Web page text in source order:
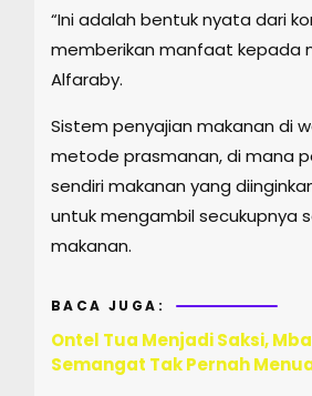
“Ini adalah bentuk nyata dari
memberikan manfaat kepada
Alfaraby.
Sistem penyajian makanan di
metode prasmanan, di mana
sendiri makanan yang
untuk mengambil secukupnya
makanan.
BACA JUGA:
Ontel Tua Menjadi Saksi,
Semangat Tak Pernah